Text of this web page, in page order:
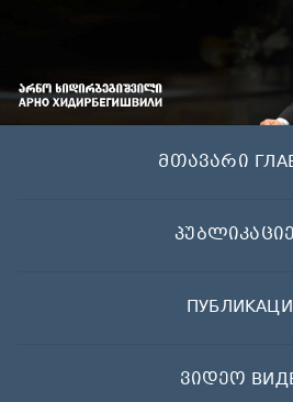
მთავარი
ვიდეო